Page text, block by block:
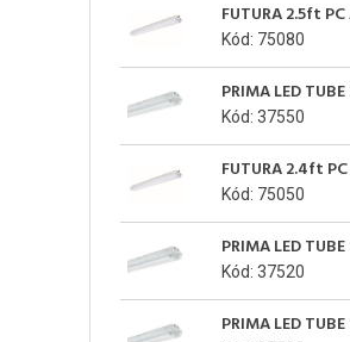
FUTURA 2.5ft
Kód: 75080
PRIMA LED
Kód: 37550
FUTURA 2.4ft
Kód: 75050
PRIMA LED
Kód: 37520
PRIMA LED